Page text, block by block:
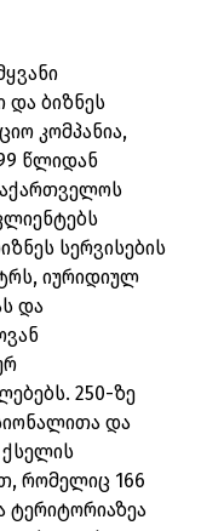
ბიზნეს
კომპანია,
წლიდან
სერვისების
იურიდიულ
და
250-ზე
და
რომელიც 166
ტერიტორიაზეა